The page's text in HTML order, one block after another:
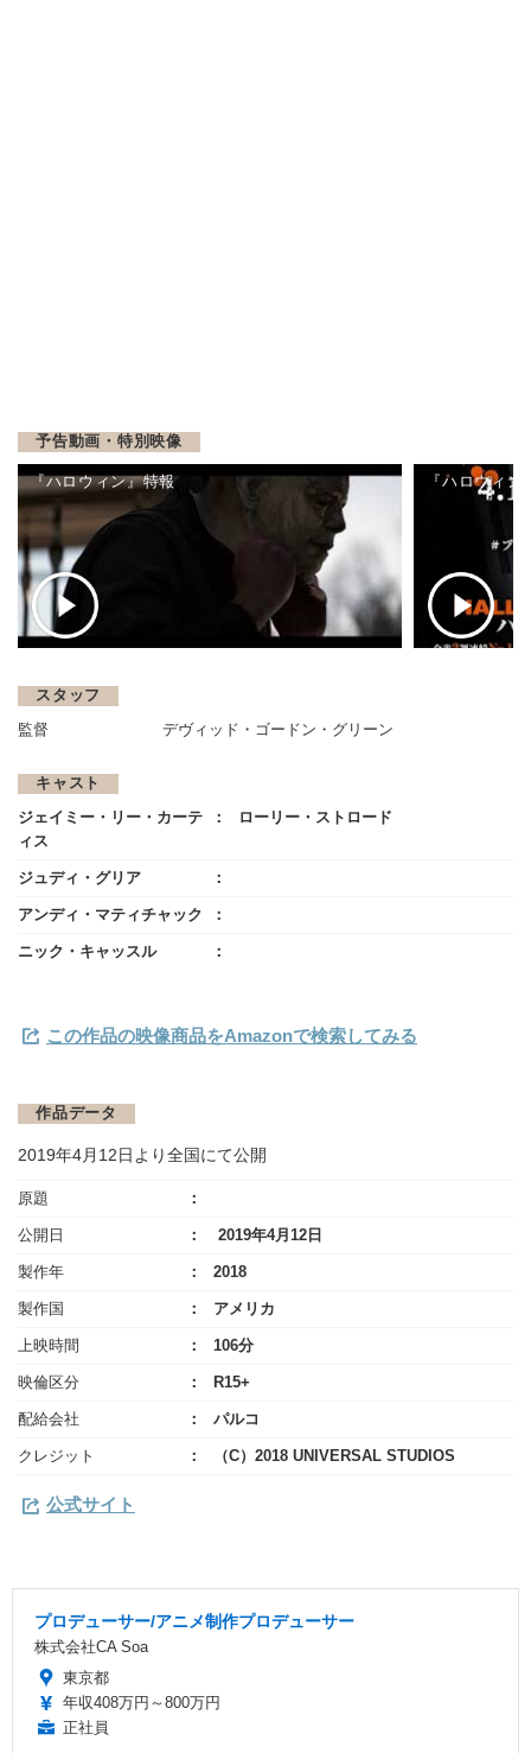
予告動画・特別映像
『ハロウィン』特報 『ハロウィン
スタッフ
監督 デヴィッド・ゴードン・グリーン
キャスト
ジェイミー・リー・カーテ
ィス
ローリー・ストロード
ジュディ・グリア
アンディ・マティチャック
ニック・キャッスル
この作品の映像商品をAmazonで検索してみる
作品データ
2019年4月12日より全国にて公開
原題
公開日 2019年4月12日
製作年 2018
製作国 アメリカ
上映時間 106分
映倫区分 R15+
配給会社 パルコ
クレジット （C）2018 UNIVERSAL STUDIOS
公式サイト
プロデューサー/アニメ制作プロデューサー
株式会社CA Soa
東京都
年収408万円～800万円
正社員